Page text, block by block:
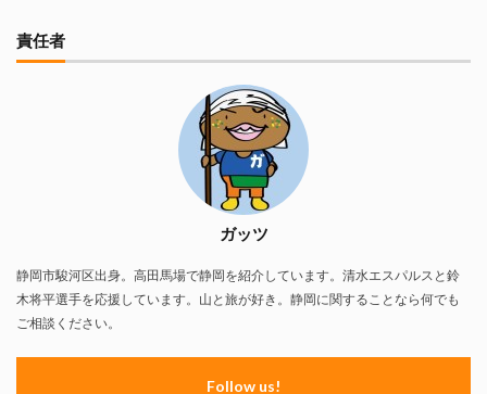
責任者
ガッツ
静岡市駿河区出身。高田馬場で静岡を紹介しています。清水エスパルスと鈴
木将平選手を応援しています。山と旅が好き。静岡に関することなら何でも
ご相談ください。
Follow us!
鈴木Γ
開運 青島みかん
静岡おでん祭
静岡お茶コーラ
静岡のお酒とおでんを愛でる会
静岡の地酒
静岡新聞
黒はんぺん